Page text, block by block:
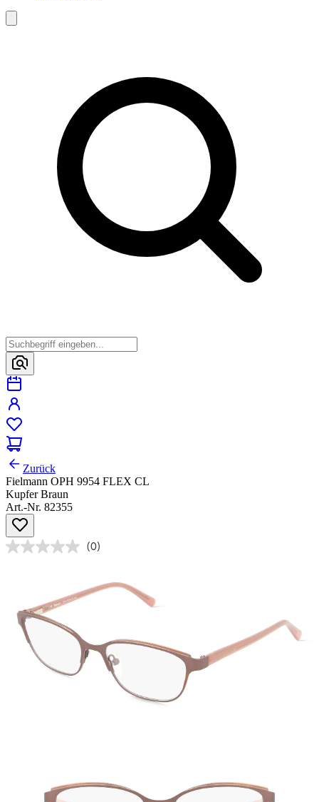
Zurück
Fielmann OPH 9954 FLEX CL
Kupfer Braun
Art.-Nr. 82355
(0)